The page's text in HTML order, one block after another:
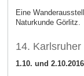
Eine
Naturkunde Görlitz.
14.
1.10. und 2.10.2016